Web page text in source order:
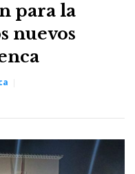
para la
nuevos